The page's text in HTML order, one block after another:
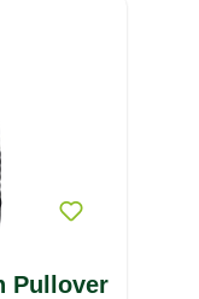
Pullover